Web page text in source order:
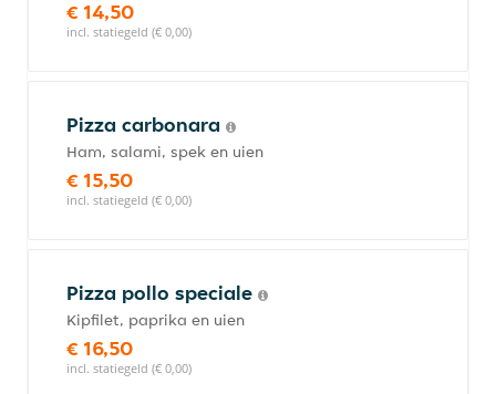
€ 14,50
incl. statiegeld (€ 0,00)
Pizza carbonara
Ham, salami, spek en uien
€ 15,50
incl. statiegeld (€ 0,00)
Pizza pollo speciale
Kipfilet, paprika en uien
€ 16,50
incl. statiegeld (€ 0,00)